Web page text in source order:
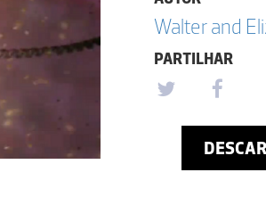
Walter and
PARTILHAR